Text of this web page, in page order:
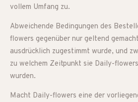
vollem Umfang zu.
Abweichende Bedingungen des
flowers gegenüber nur geltend
ausdrücklich zugestimmt wurde, und
zu welchem Zeitpunkt sie Daily-
wurden.
Macht Daily-flowers eine der